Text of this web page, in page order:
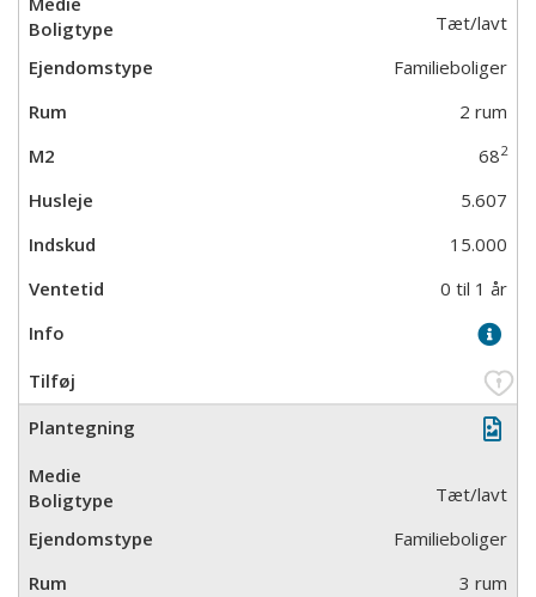
Tæt/lavt
Familieboliger
2 rum
682
5.607
15.000
0 til 1 år
Tæt/lavt
Familieboliger
3 rum